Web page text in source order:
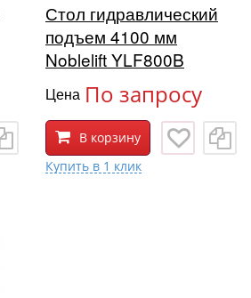
Стол гидравлический
подъем 4100 мм
Noblelift YLF800B
Цена По запросу
В корзину